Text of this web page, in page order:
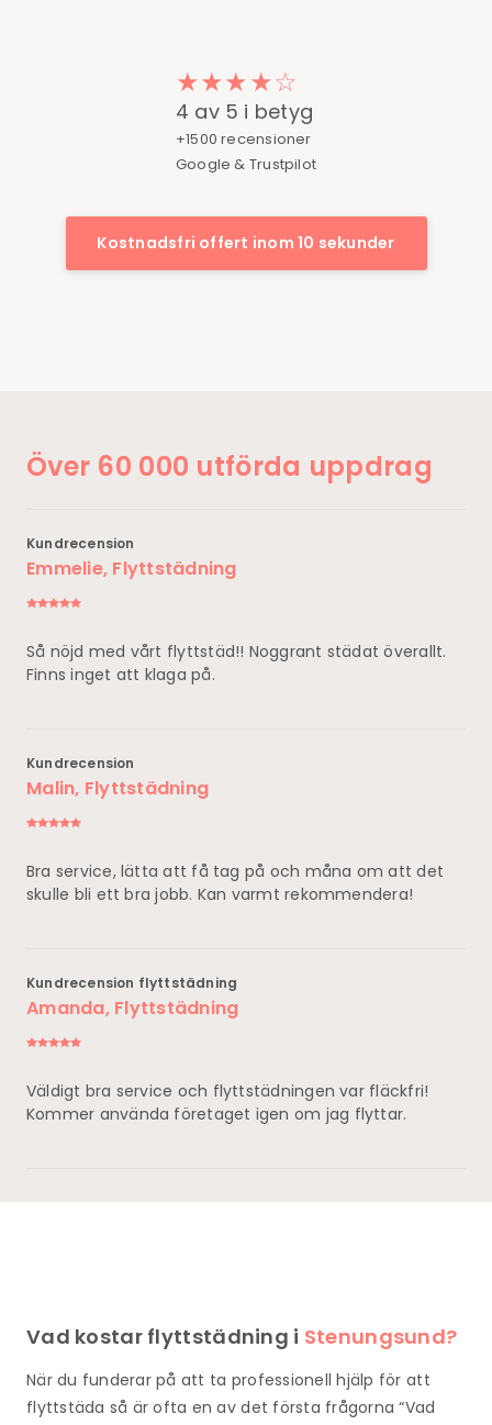
★★★★☆
4 av 5 i betyg
+1500 recensioner
Google & Trustpilot
Kostnadsfri offert inom 10 sekunder
Över 60 000 utförda uppdrag
Kundrecension
Emmelie, Flyttstädning
Så nöjd med vårt flyttstäd!! Noggrant städat överallt.
Finns inget att klaga på.
Kundrecension
Malin, Flyttstädning
Bra service, lätta att få tag på och måna om att det
skulle bli ett bra jobb. Kan varmt rekommendera!
Kundrecension flyttstädning
Amanda, Flyttstädning
Väldigt bra service och flyttstädningen var fläckfri!
Kommer använda företaget igen om jag flyttar.
Vad kostar flyttstädning i Stenungsund?
När du funderar på att ta professionell hjälp för att
flyttstäda så är ofta en av det första frågorna “Vad